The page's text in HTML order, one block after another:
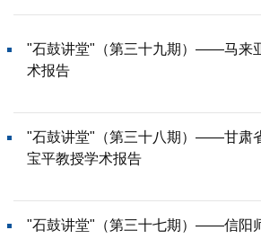
"石鼓讲堂"（第三十九期）——马来
术报告
"石鼓讲堂"（第三十八期）——甘肃
宝平教授学术报告
"石鼓讲堂"（第三十七期）——信阳